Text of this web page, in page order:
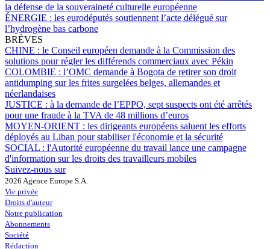
la défense de la souveraineté culturelle européenne
ÉNERGIE : les eurodéputés soutiennent l’acte délégué sur
l’hydrogène bas carbone
BRÈVES
CHINE : le Conseil européen demande à la Commission des
solutions pour régler les différends commerciaux avec Pékin
COLOMBIE : l’OMC demande à Bogota de retirer son droit
antidumping sur les frites surgelées belges, allemandes et
néerlandaises
JUSTICE : à la demande de l’EPPO, sept suspects ont été arrêtés
pour une fraude à la TVA de 48 millions d’euros
MOYEN-ORIENT : les dirigeants européens saluent les efforts
déployés au Liban pour stabiliser l'économie et la sécurité
SOCIAL : l'Autorité européenne du travail lance une campagne
d'information sur les droits des travailleurs mobiles
Suivez-nous sur
2026 Agence Europe S.A.
Vie privée
Droits d'auteur
Notre publication
Abonnements
Société
Rédaction